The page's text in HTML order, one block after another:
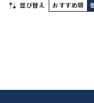
並び替え おすすめ順